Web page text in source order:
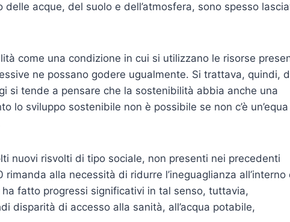
acque, del suolo e dell’atmosfera, sono spesso
come una condizione in cui si utilizzano le risorse
ne possano godere ugualmente. Si trattava, quindi,
si tende a pensare che la sostenibilità abbia anche una
lo sviluppo sostenibile non è possibile se non c’è un’equa
nuovi risvolti di tipo sociale, non presenti nei precedenti
rimanda alla necessità di ridurre l’ineguaglianza all’interno
fatto progressi significativi in tal senso, tuttavia,
disparità di accesso alla sanità, all’acqua potabile,